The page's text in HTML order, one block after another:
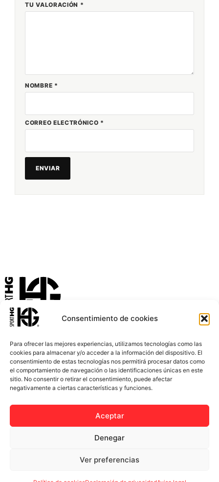
Consentimiento de cookies
Para ofrecer las mejores experiencias, utilizamos tecnologías como las
cookies para almacenar y/o acceder a la información del dispositivo. El
consentimiento de estas tecnologías nos permitirá procesar datos como
el comportamiento de navegación o las identificaciones únicas en este
sitio. No consentir o retirar el consentimiento, puede afectar
negativamente a ciertas características y funciones.
Aceptar
Denegar
Ver preferencias
TU VALORACIÓN *
NOMBRE *
CORREO ELECTRÓNICO *
La Ropa Deportiva que Evoluciona Contigo
INICIO
MUJER
ACCESORIOS
PERSONALIZACIONES
OUTLET
info@sporthg.com
Política de cookies y privacidad